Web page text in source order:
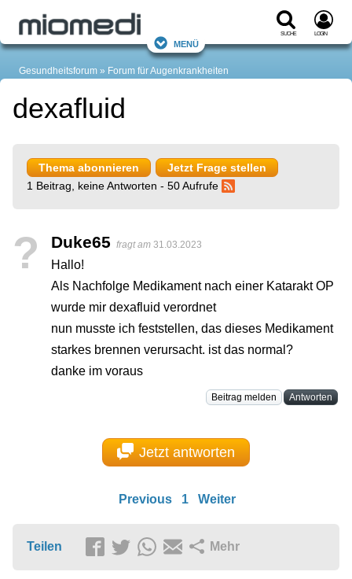
Suche Login
Menü
Gesundheitsforum Forum für Augenkrankheiten
dexafluid
Thema abonnieren
Jetzt Frage stellen
1 Beitrag, keine Antworten - 50 Aufrufe
? Duke65 fragt am 31.03.2023
Hallo!
Als Nachfolge Medikament nach einer Katarakt OP
wurde mir dexafluid verordnet
nun musste ich feststellen, das dieses Medikament
starkes brennen verursacht. ist das normal?
danke im voraus
Beitrag melden Antworten
Jetzt antworten
Previous 1 Weiter
Teilen Mehr